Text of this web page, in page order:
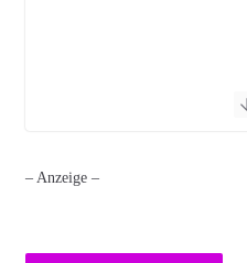
– Anzeige –